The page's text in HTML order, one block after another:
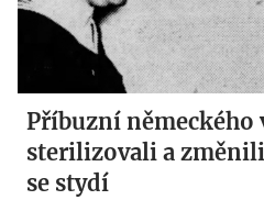
Příbuzní německého
sterilizovali a
se stydí